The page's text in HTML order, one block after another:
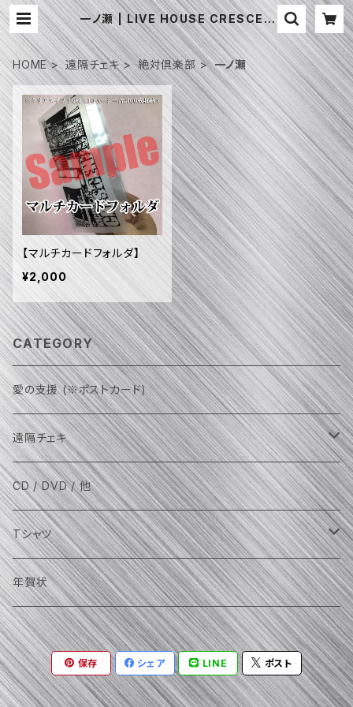
一ノ瀬 | LIVE HOUSE CRESCEN
DO
HOME 遠隔チェキ 絶対倶楽部 一ノ瀬
【マルチカードフォルダ】
¥2,000
CATEGORY
愛の支援 (※ポストカード)
遠隔チェキ
AKIRA（VOLCANO / 他）
RELUNA（Regina fantasma）
魔威呼（金城舞子）
TOKYO SPANDIXXX
YOU
お百合（Rakshasa）
CD / DVD / 他
Tシャツ
LOUD&PROUD
その他
年賀状
保存 シェア LINE ポスト